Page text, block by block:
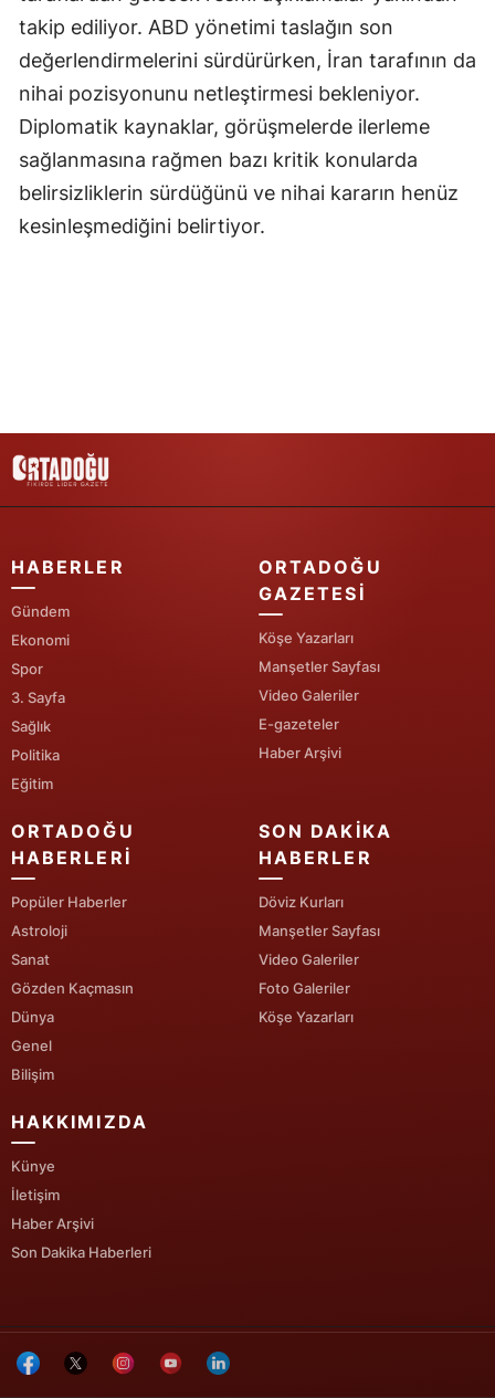
Bayburt
Karaman
Kırıkkale
Batman
Osmaniye
Düzce
takip ediliyor. ABD yönetimi taslağın son
değerlendirmelerini sürdürürken, İran tarafının da
nihai pozisyonunu netleştirmesi bekleniyor.
Diplomatik kaynaklar, görüşmelerde ilerleme
sağlanmasına rağmen bazı kritik konularda
belirsizliklerin sürdüğünü ve nihai kararın henüz
kesinleşmediğini belirtiyor.
HABERLER
Gündem
Ekonomi
Spor
3. Sayfa
Sağlık
Politika
Eğitim
ORTADOĞU
GAZETESI
Köşe Yazarları
Manşetler Sayfası
Video Galeriler
E-gazeteler
Haber Arşivi
ORTADOĞU
HABERLERI
Popüler Haberler
Astroloji
Sanat
Gözden Kaçmasın
Dünya
Genel
Bilişim
SON DAKIKA
HABERLER
Döviz Kurları
Manşetler Sayfası
Video Galeriler
Foto Galeriler
Köşe Yazarları
HAKKIMIZDA
Künye
İletişim
Haber Arşivi
Son Dakika Haberleri